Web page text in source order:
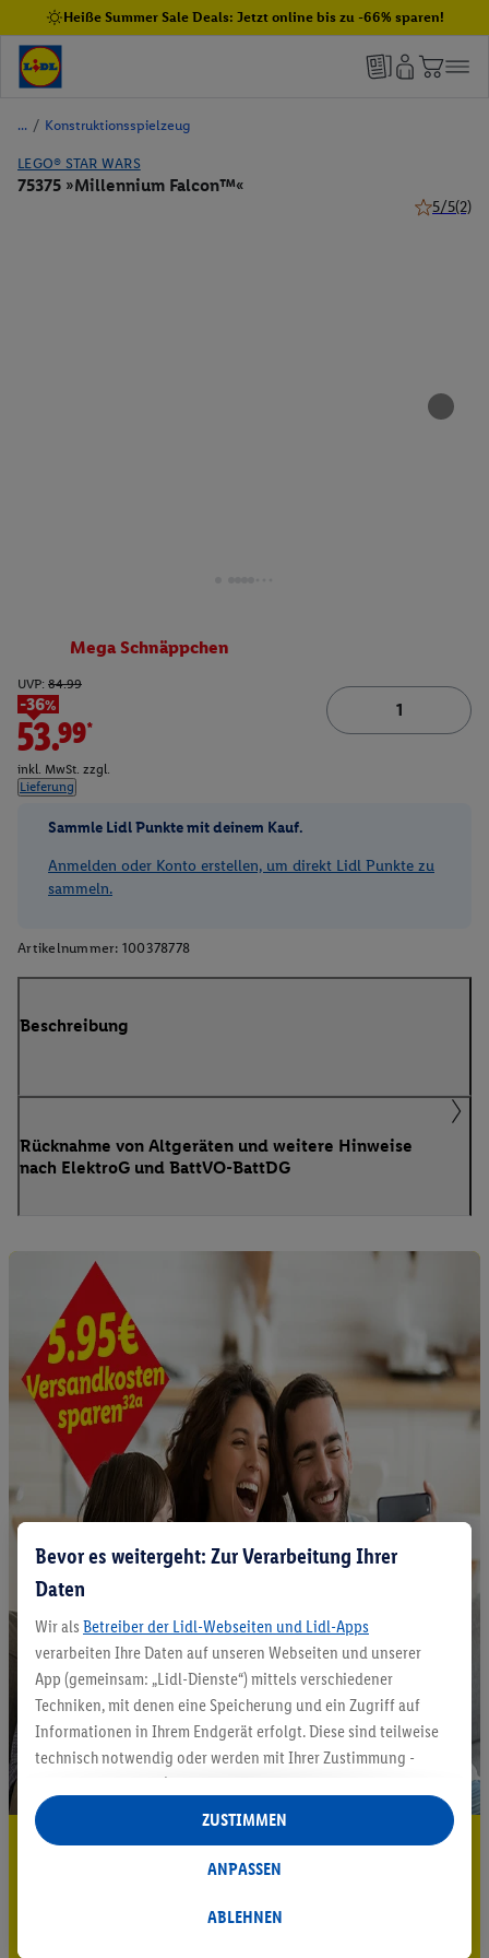
Heiße Summer Sale Deals: Jetzt online bis zu -66% sparen!
/ Konstruktionsspielzeug
LEGO® STAR WARS
75375 »Millennium Falcon™«
5/5(2)
Mega Schnäppchen
UVP: 84.99
-36%
53.99*
inkl. MwSt. zzgl.
Lieferung
Sammle Lidl Punkte mit deinem Kauf.
Anmelden oder Konto erstellen, um direkt Lidl Punkte zu
sammeln.
Artikelnummer: 100378778
Beschreibung
Rücknahme von Altgeräten und weitere Hinweise
nach ElektroG und BattVO-BattDG
5.95 € Versand sparen³²ᵃ
Bevor es weitergeht: Zur Verarbeitung Ihrer
Daten
Wir als Betreiber der Lidl-Webseiten und Lidl-Apps
verarbeiten Ihre Daten auf unseren Webseiten und unserer
App (gemeinsam: „Lidl-Dienste“) mittels verschiedener
Techniken, mit denen eine Speicherung und ein Zugriff auf
Informationen in Ihrem Endgerät erfolgt. Diese sind teilweise
technisch notwendig oder werden mit Ihrer Zustimmung -
auch durch Partner (u.a.
Verantwortliche; im Zusammenhang mit dem IAB TCF
insgesamt
Statistik-Erstellung oder für personalisierte Werbung
Datenverarbeitungen für personalisierte Werbung werden
ABLEHNEN
ANPASSEN
ZUSTIMMEN